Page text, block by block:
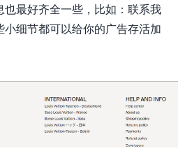
最好齐全一些，比如：联系我
细节都可以给你的广告存活加